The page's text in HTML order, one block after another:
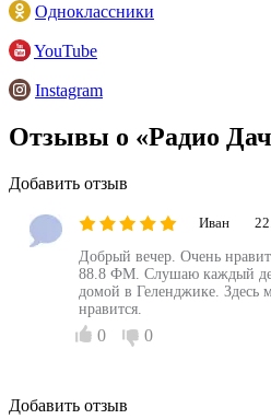
Одноклассники
YouTube
Instagram
Отзывы о «Радио
Добавить отзыв
Иван
Добрый вечер. Очень
88.8 ФМ. Слушаю каждый
домой в Геленджике. Здесь
нравится.
0 0
Добавить отзыв